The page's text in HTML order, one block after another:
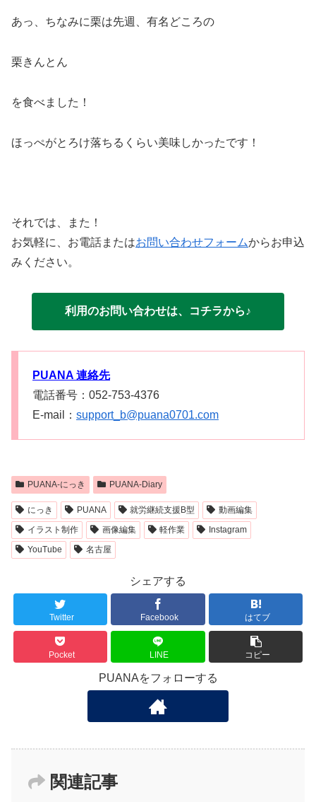
あっ、ちなみに栗は先週、有名どころの
栗きんとん
を食べました！
ほっぺがとろけ落ちるくらい美味しかったです！
それでは、また！
お気軽に、お電話またはお問い合わせフォームからお申込
みください。
利用のお問い合わせは、コチラから♪
PUANA 連絡先
電話番号：052-753-4376
E-mail： support_b@puana0701.com
PUANA-にっき PUANA-Diary
にっき PUANA 就労継続支援B型
動画編集
イラスト制作
画像編集 軽作業
Instagram
YouTube
名古屋
シェアする
Twitter Facebook はてブ
Pocket LINE コピー
PUANAをフォローする
関連記事